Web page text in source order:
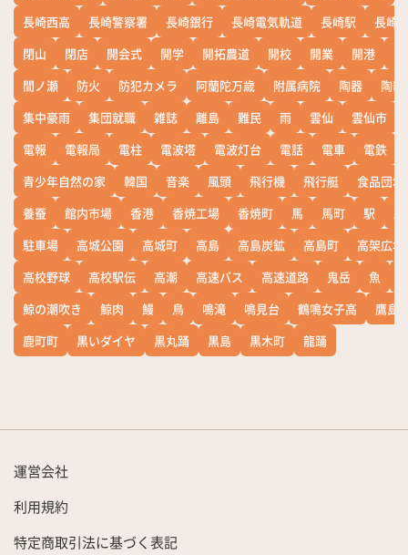
長崎西高
長崎警察署 長崎銀行 長崎電気軌道 長崎駅
長崎
閉山
閉店 開会式 開学 開拓農道 開校 開業 開港
間ノ瀬
防火 防犯カメラ 阿蘭陀万歳 附属病院 陶器
陶器
集中豪雨
集団就職 雑誌 離島 難民 雨 雲仙 雲仙市
電報
電報局 電柱 電波塔 電波灯台 電話 電車 電鉄
青少年自然の家
韓国 音楽 風頭 飛行機 飛行艇
食品団地
養蚕
館内市場 香港 香焼工場 香焼町 馬 馬町 駅
駐車場
高城公園 高城町 高島 高島炭鉱 高島町
高架広場
高校野球
高校駅伝 高潮 高速バス 高速道路 鬼岳 魚
鯨の潮吹き
鯨肉 鰻 鳥 鳴滝 鳴見台 鶴鳴女子高
鷹島
鹿町町
黒いダイヤ 黒丸踊 黒島 黒木町 龍踊
運営会社
利用規約
特定商取引法に基づく表記